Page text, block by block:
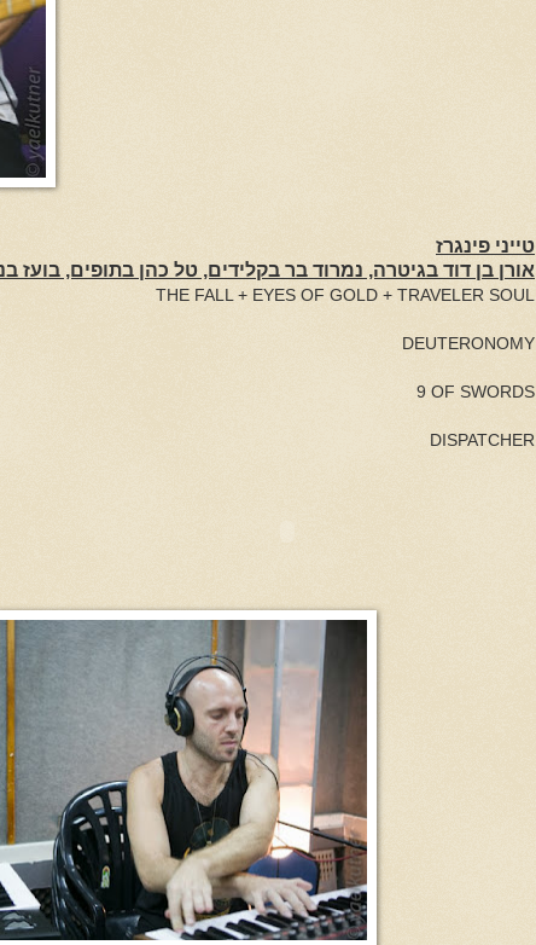
טייני פינגרז
אורן בן דוד בגיטרה, נמרוד בר בקלידים, טל כהן בתופים, בועז
THE FALL + EYES OF GOLD + TRAVELER SOUL
DEUTERONOMY
9 OF SWORDS
DISPATCHER